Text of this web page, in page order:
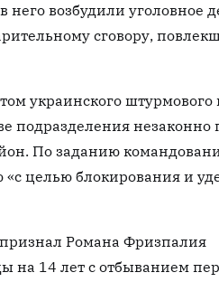
возбудили уголовное
сговору,
украинского штурмового
подразделения незаконно
По заданию
целью блокирования и
Романа Фризпалия
на 14 лет с отбыванием